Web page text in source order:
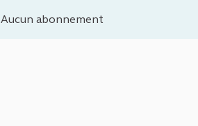
Aucun abonnement